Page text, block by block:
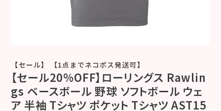
【セール】 【1点までネコポス発送可】
【セール20%OFF】ローリングス Rawlin
gs ベースボール 野球 ソフトボール ウェ
ア 半袖 Tシャツ ポケット Tシャツ AST15